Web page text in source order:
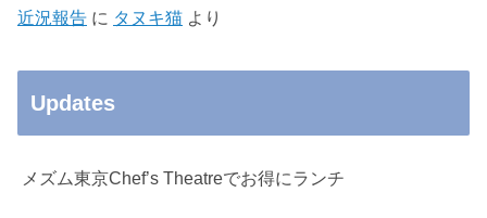
近況報告 に タヌキ猫 より
Updates
メズム東京Chef’s Theatreでお得にランチ